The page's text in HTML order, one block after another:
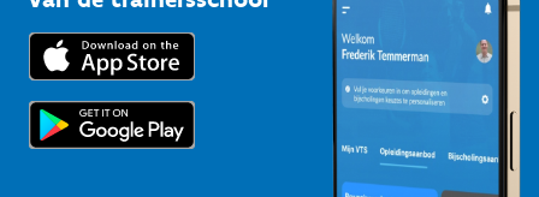
Trainers en begeleiders
Topsporters
Downloads
Voor de pers